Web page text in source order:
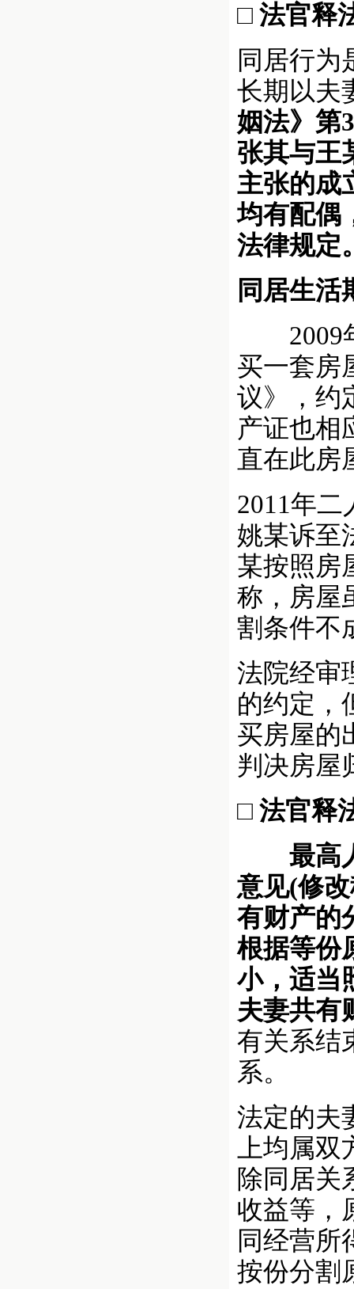
□ 法官释
同居行为
长期以夫
姻法》第
张其与王
主张的成
均有配偶
法律规定
同居生活
2009年
买一套房
议》，约
产证也相
直在此房
2011年
姚某诉至
某按照房
称，房屋
割条件不
法院经审
的约定，
买房屋的
判决房屋
□ 法官释
最高人
意见(修
有财产的
根据等份
小，适当
夫妻共有
有关系结
系。
法定的夫
上均属
除同居关
收益等，
同经营所
按份分割